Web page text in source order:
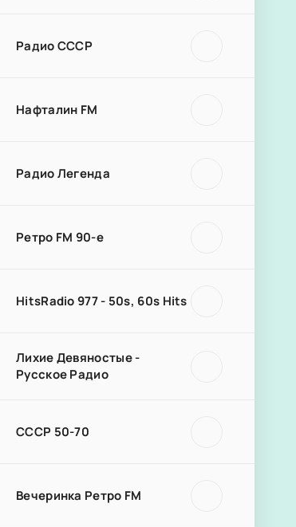
Радио СССР
Нафталин FM
Радио Легенда
Ретро FM 90-е
HitsRadio 977 - 50s, 60s Hits
Лихие Девяностые -
Русское Радио
СССР 50-70
Вечеринка Ретро FM